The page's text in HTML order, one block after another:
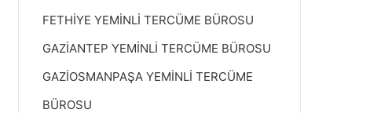
FETHİYE YEMİNLİ TERCÜME BÜROSU
GAZİANTEP YEMİNLİ TERCÜME BÜROSU
GAZİOSMANPAŞA YEMİNLİ TERCÜME
BÜROSU